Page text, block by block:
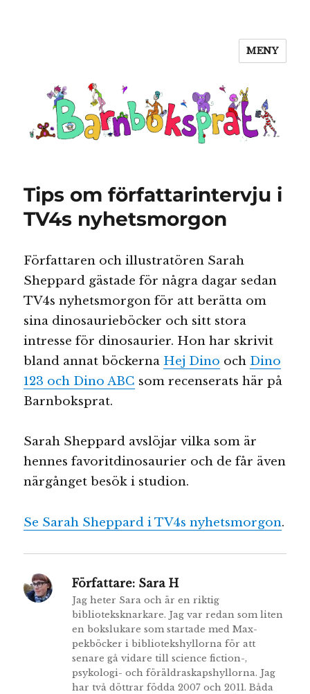
MENY
Tips om författarintervju i
TV4s nyhetsmorgon
Författaren och illustratören Sarah
Sheppard gästade för några dagar sedan
TV4s nyhetsmorgon för att berätta om
sina dinosaurieböcker och sitt stora
intresse för dinosaurier. Hon har skrivit
bland annat böckerna Hej Dino och Dino
123 och Dino ABC som recenserats här på
Barnboksprat.
Sarah Sheppard avslöjar vilka som är
hennes favoritdinosaurier och de får även
närgånget besök i studion.
Se Sarah Sheppard i TV4s nyhetsmorgon.
Författare: Sara H
Jag heter Sara och är en riktig
biblioteksknarkare. Jag var redan som liten
en bokslukare som startade med Max-
pekböcker i bibliotekshyllorna för att
senare gå vidare till science fiction-,
psykologi- och föräldraskapshyllorna. Jag
har två döttrar födda 2007 och 2011. Båda